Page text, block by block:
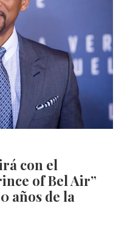
con el
of Bel Air”
años de la